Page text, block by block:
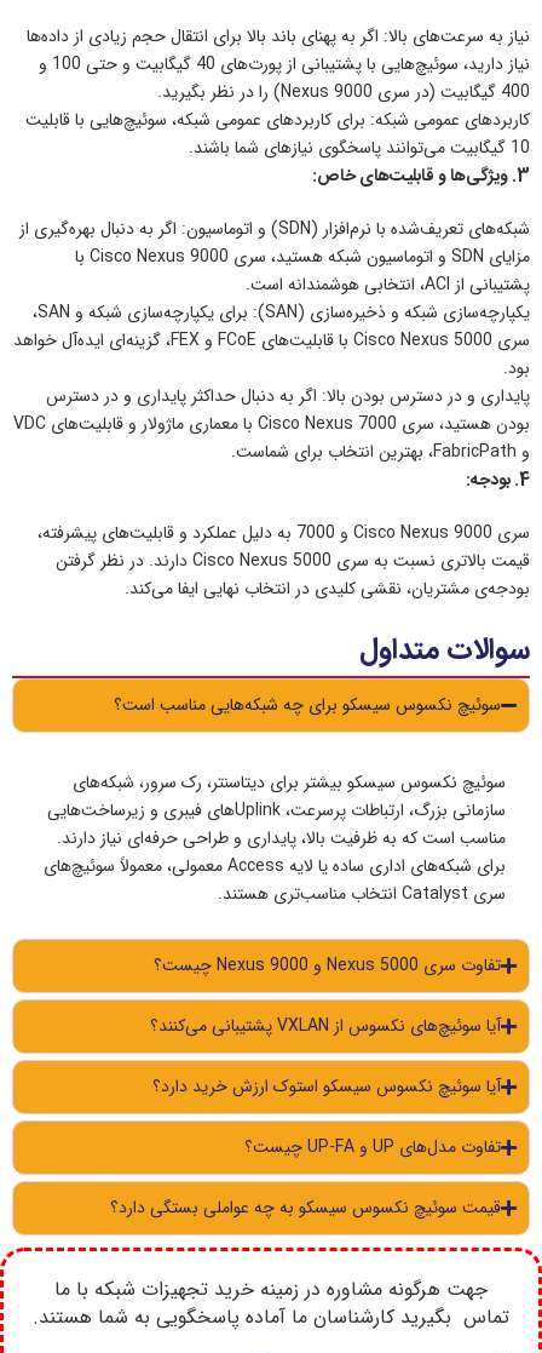
نیاز به سرعت‌های بالا: اگر به پهنای باند بالا برای انتقال حجم زیادی از داده‌ها
نیاز دارید، سوئیچ‌هایی با پشتیبانی از پورت‌های 40 گیگابیت و حتی 100 و
400 گیگابیت (در سری Nexus 9000) را در نظر بگیرید.
کاربردهای عمومی شبکه: برای کاربردهای عمومی شبکه، سوئیچ‌هایی با قابلیت
10 گیگابیت می‌توانند پاسخگوی نیازهای شما باشند.
3. ویژگی‌ها و قابلیت‌های خاص:
شبکه‌های تعریف‌شده با نرم‌افزار (SDN) و اتوماسیون: اگر به دنبال بهره‌گیری از
مزایای SDN و اتوماسیون شبکه هستید، سری Cisco Nexus 9000 با
پشتیبانی از ACI، انتخابی هوشمندانه است.
یکپارچه‌سازی شبکه و ذخیره‌سازی (SAN): برای یکپارچه‌سازی شبکه و SAN،
سری Cisco Nexus 5000 با قابلیت‌های FCoE و FEX، گزینه‌ای ایده‌آل خواهد
بود.
پایداری و در دسترس بودن بالا: اگر به دنبال حداکثر پایداری و در دسترس
بودن هستید، سری Cisco Nexus 7000 با معماری ماژولار و قابلیت‌های VDC
و FabricPath، بهترین انتخاب برای شماست.
4. بودجه:
سری Cisco Nexus 9000 و 7000 به دلیل عملکرد و قابلیت‌های پیشرفته،
قیمت بالاتری نسبت به سری Cisco Nexus 5000 دارند. در نظر گرفتن
بودجه‌ی مشتریان، نقشی کلیدی در انتخاب نهایی ایفا می‌کند.
سوالات متداول
سوئیچ نکسوس سیسکو برای چه شبکه‌هایی مناسب است؟
سوئیچ نکسوس سیسکو بیشتر برای دیتاسنتر، رک سرور، شبکه‌های
سازمانی بزرگ، ارتباطات پرسرعت، Uplinkهای فیبری و زیرساخت‌هایی
مناسب است که به ظرفیت بالا، پایداری و طراحی حرفه‌ای نیاز دارند.
برای شبکه‌های اداری ساده یا لایه Access معمولی، معمولاً سوئیچ‌های
سری Catalyst انتخاب مناسب‌تری هستند.
تفاوت سری Nexus 5000 و Nexus 9000 چیست؟
آیا سوئیچ‌های نکسوس از VXLAN پشتیبانی می‌کنند؟
آیا سوئیچ نکسوس سیسکو استوک ارزش خرید دارد؟
تفاوت مدل‌های UP و UP-FA چیست؟
قیمت سوئیچ نکسوس سیسکو به چه عواملی بستگی دارد؟
جهت هرگونه مشاوره در زمینه خرید تجهیزات شبکه با ما
تماس بگیرید کارشناسان ما آماده پاسخگویی به شما هستند.